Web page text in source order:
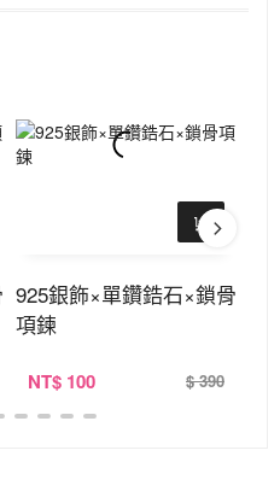
925銀飾×單鑽鋯石×鎖骨
項鍊
NT$ 100 $ 390